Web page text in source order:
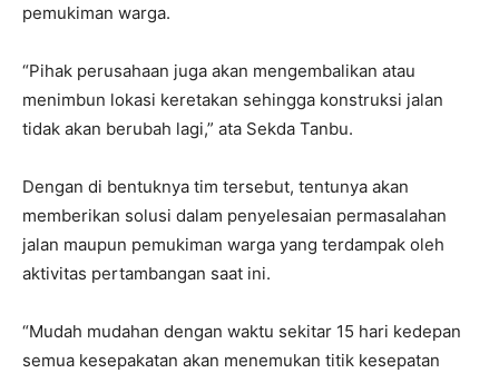
pemukiman warga.
“Pihak perusahaan juga akan mengembalikan atau
menimbun lokasi keretakan sehingga konstruksi jalan
tidak akan berubah lagi,” ata Sekda Tanbu.
Dengan di bentuknya tim tersebut, tentunya akan
memberikan solusi dalam penyelesaian permasalahan
jalan maupun pemukiman warga yang terdampak oleh
aktivitas pertambangan saat ini.
“Mudah mudahan dengan waktu sekitar 15 hari kedepan
semua kesepakatan akan menemukan titik kesepatan